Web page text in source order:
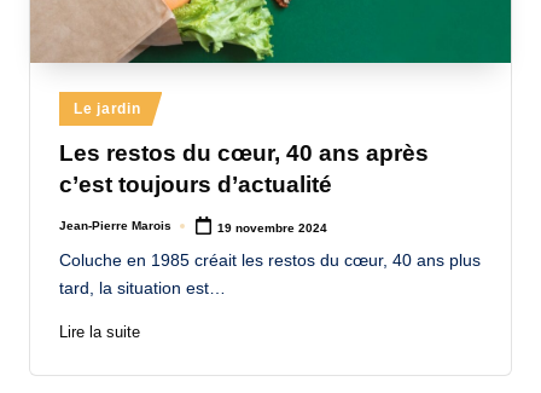
Posted
in
Le jardin
Les restos du cœur, 40 ans après
c’est toujours d’actualité
Posted
Jean-Pierre Marois 19 novembre 2024
Coluche en 1985 créait les restos du cœur, 40 ans plus
tard, la situation est…
Lire la suite